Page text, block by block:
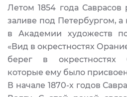
Летом 1854 года
заливе под Петербургом, а
в Академии художеств
«Вид в окрестностях
берег в окрестностях
которые ему было
В начале 1870-х годов